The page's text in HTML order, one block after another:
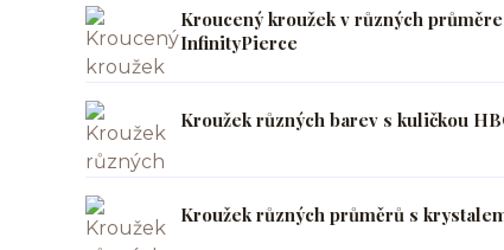
Kroucený kroužek v různých
InfinityPierce
Kroužek různých barev s kuličkou
Kroužek různých průměrů s